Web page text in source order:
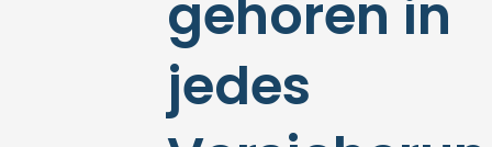
gehören in
jedes